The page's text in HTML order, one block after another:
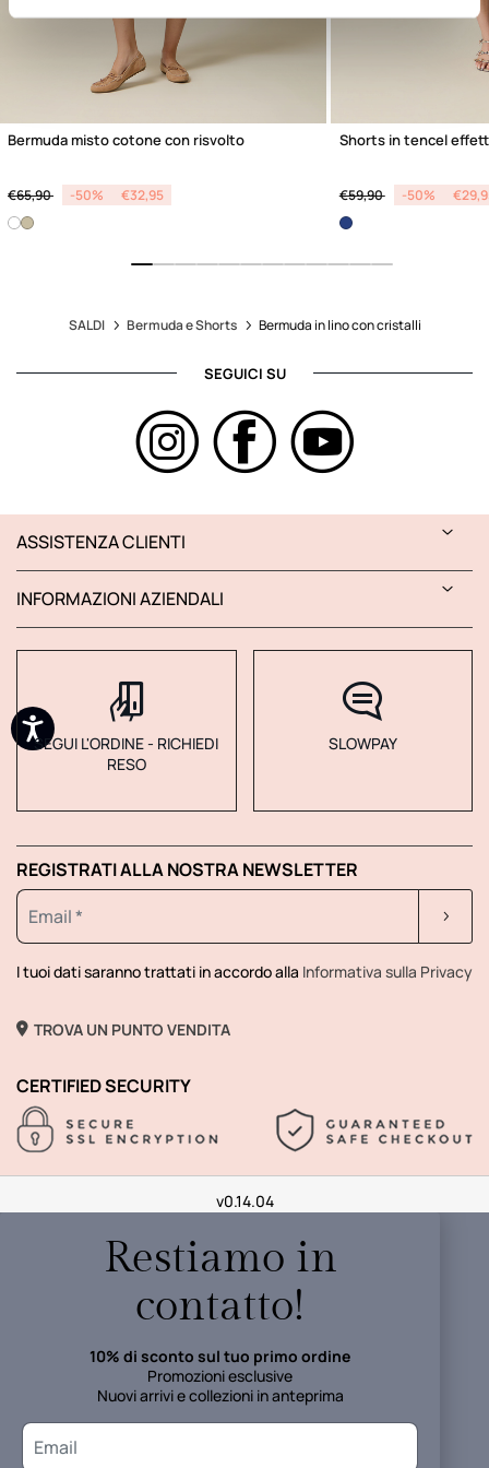
Bermuda misto cotone con risvolto
Price reduced from
€65,90 to -50% €32,95
Shorts in tencel
Price reduced from
€59,90 to -50%
SALDI Bermuda e Shorts Bermuda in lino con cristalli
SEGUICI SU
ASSISTENZA CLIENTI
INFORMAZIONI AZIENDALI
SEGUI L'ORDINE - RICHIEDI
RESO
SLOWPAY
REGISTRATI ALLA NOSTRA NEWSLETTER
I tuoi dati saranno trattati in accordo alla Informativa sulla Privacy
TROVA UN PUNTO VENDITA
CERTIFIED SECURITY
v0.14.04
Restiamo in
contatto!
10% di sconto sul tuo primo ordine
Promozioni esclusive
Nuovi arrivi e collezioni in anteprima